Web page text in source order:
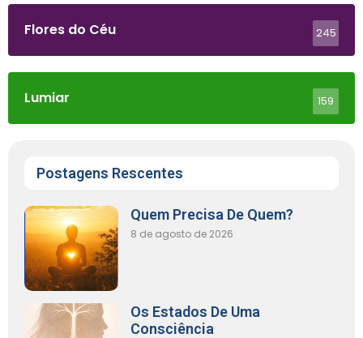
Flores do Céu 245
Lumiar 159
Postagens Rescentes
Quem Precisa De Quem?
8 de agosto de 2026
Os Estados De Uma
Consciência